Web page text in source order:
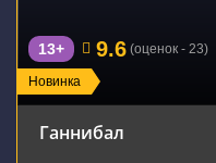
Новинка
13+ 9.6 (оценок - 23)
Ганнибал